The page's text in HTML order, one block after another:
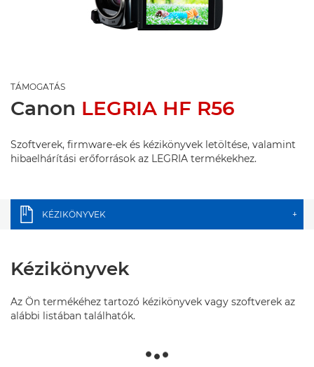
TÁMOGATÁS
Canon LEGRIA HF R56
Szoftverek, firmware-ek és kézikönyvek letöltése, valamint
hibaelhárítási erőforrások az LEGRIA termékekhez.
KÉZIKÖNYVEK +
Kézikönyvek
Az Ön termékéhez tartozó kézikönyvek vagy szoftverek az
alábbi listában találhatók.